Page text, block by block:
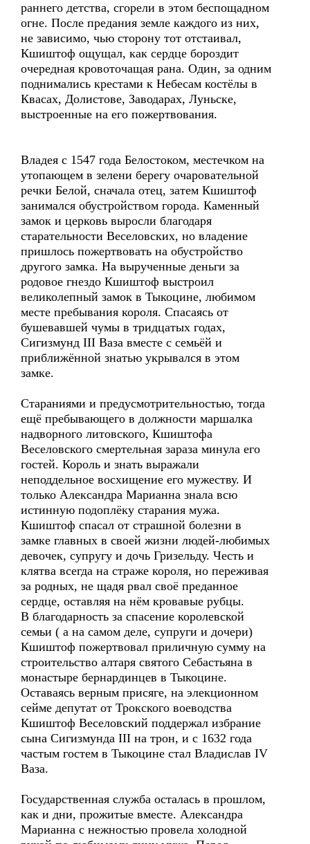
раннего детства, сгорели в этом беспощадном
огне. После предания земле каждого из них,
не зависимо, чью сторону тот отстаивал,
Кшиштоф ощущал, как сердце бороздит
очередная кровоточащая рана. Один, за одним
поднимались крестами к Небесам костёлы в
Квасах, Долистове, Заводарах, Луньске,
выстроенные на его пожертвования.
Владея с 1547 года Белостоком, местечком на
утопающем в зелени берегу очаровательной
речки Белой, сначала отец, затем Кшиштоф
занимался обустройством города. Каменный
замок и церковь выросли благодаря
старательности Веселовских, но владение
пришлось пожертвовать на обустройство
другого замка. На вырученные деньги за
родовое гнездо Кшиштоф выстроил
великолепный замок в Тыкоцине, любимом
месте пребывания короля. Спасаясь от
бушевавшей чумы в тридцатых годах,
Сигизмунд III Ваза вместе с семьёй и
приближённой знатью укрывался в этом
замке.
Стараниями и предусмотрительностью, тогда
ещё пребывающего в должности маршалка
надворного литовского, Кшиштофа
Веселовского смертельная зараза минула его
гостей. Король и знать выражали
неподдельное восхищение его мужеству. И
только Александра Марианна знала всю
истинную подоплёку старания мужа.
Кшиштоф спасал от страшной болезни в
замке главных в своей жизни людей-любимых
девочек, супругу и дочь Гризельду. Честь и
клятва всегда на страже короля, но переживая
за родных, не щадя рвал своё преданное
сердце, оставляя на нём кровавые рубцы.
В благодарность за спасение королевской
семьи ( а на самом деле, супруги и дочери)
Кшиштоф пожертвовал приличную сумму на
строительство алтаря святого Себастьяна в
монастыре бернардинцев в Тыкоцине.
Оставаясь верным присяге, на элекционном
сейме депутат от Трокского воеводства
Кшиштоф Веселовский поддержал избрание
сына Сигизмунда III на трон, и с 1632 года
частым гостем в Тыкоцине стал Владислав IV
Ваза.
Государственная служба осталась в прошлом,
как и дни, прожитые вместе. Александра
Марианна с нежностью провела холодной